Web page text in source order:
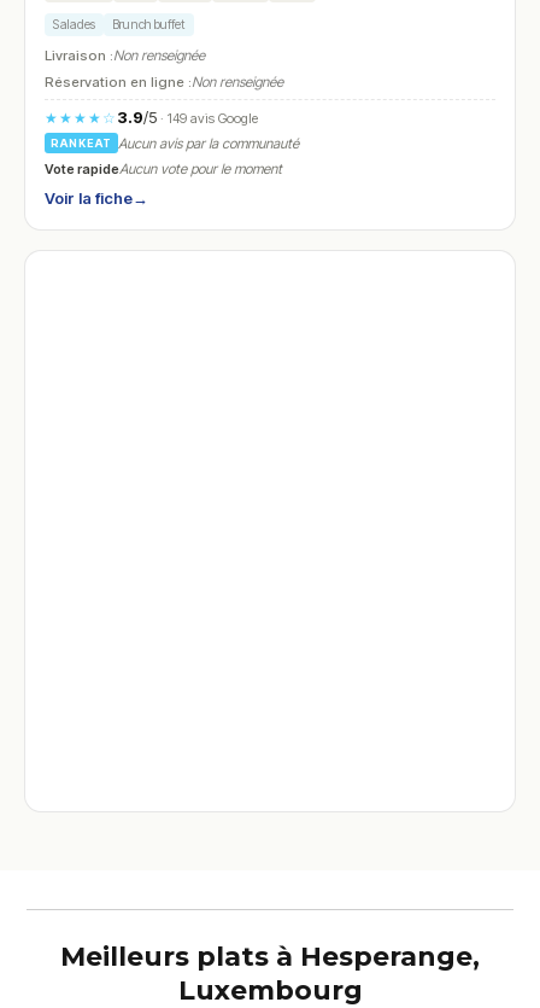
Salades Brunch buffet
Livraison :Non renseignée
Réservation en ligne :Non renseignée
★★★★☆ 3.9/5· 149 avis Google
RANKEAT
Aucun avis par la communauté
Vote rapideAucun vote pour le moment
Voir la fiche→
Meilleurs plats à Hesperange,
Luxembourg